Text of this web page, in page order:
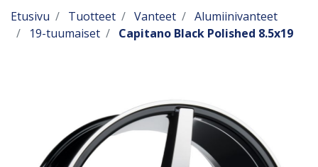
Etusivu Tuotteet Vanteet
Alumiinivanteet
19-tuumaiset
Capitano Black Polished 8.5x19